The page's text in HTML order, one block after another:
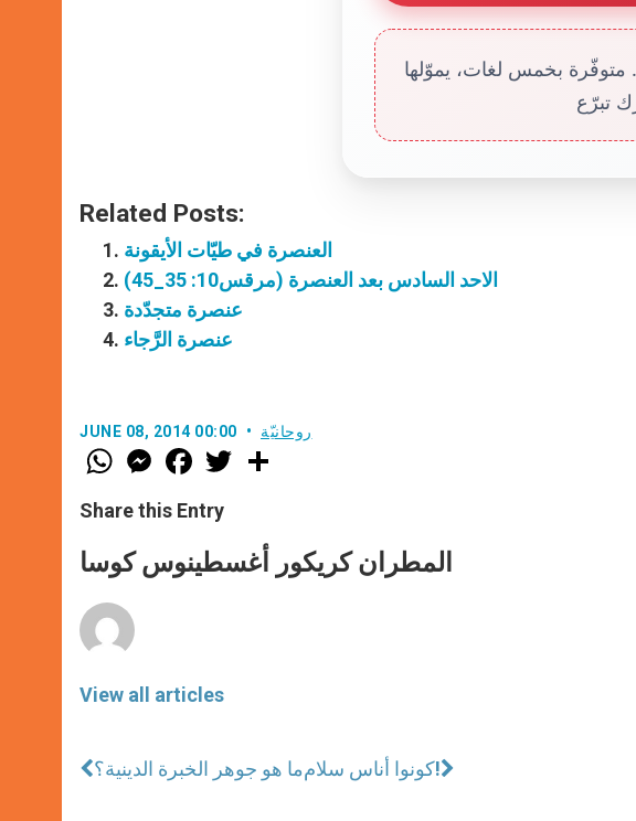
متوفّرة بخمس لغات، يموّلها
تبرّع
Related Posts:
العنصرة في طيّات الأيقونة
الاحد السادس بعد العنصرة (مرقس10: 35_45)
عنصرة متجدّدة
عنصرة الرَّجاء
JUNE 08, 2014 00:00 روحانيّة
W
h
t
s
p
p
M
e
s
e
g
e
F
a
e
b
o
k
w
r
Share this Entry
المطران كريكور أغسطينوس كوسا
View all articles
ما هو جوهر الخبرة الدينية؟ كونوا أناس سلام!